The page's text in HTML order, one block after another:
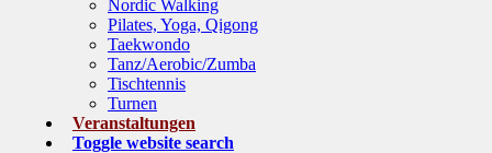
Nordic Walking
Pilates, Yoga, Qigong
Taekwondo
Tanz/Aerobic/Zumba
Tischtennis
Turnen
Veranstaltungen
Toggle website search